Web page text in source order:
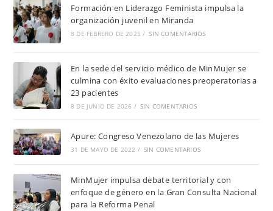
Formación en Liderazgo Feminista impulsa la
organización juvenil en Miranda
8 DE FEBRERO DE 2025 / SIN COMENTARIOS
En la sede del servicio médico de MinMujer se
culmina con éxito evaluaciones preoperatorias a
23 pacientes
8 DE JUNIO DE 2026 / SIN COMENTARIOS
Apure: Congreso Venezolano de las Mujeres
31 DE MAYO DE 2022 / SIN COMENTARIOS
MinMujer impulsa debate territorial y con
enfoque de género en la Gran Consulta Nacional
para la Reforma Penal